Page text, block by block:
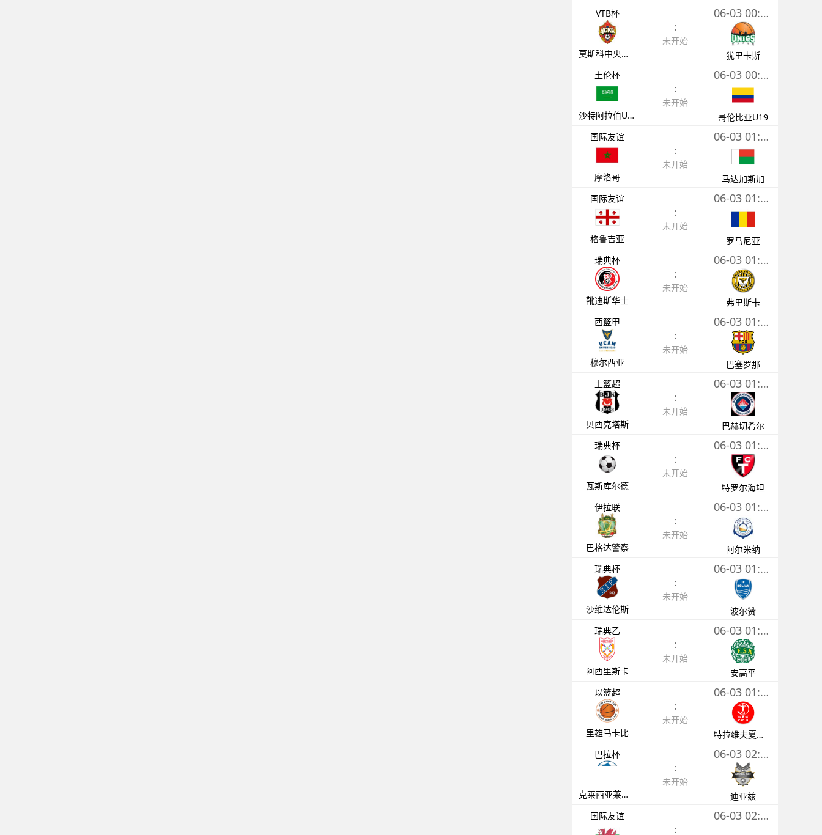
VTB杯
莫斯科中央陆军
:
未开始
06-03 00:30
犹里卡斯
土伦杯
沙特阿拉伯U21
:
未开始
06-03 00:30
哥伦比亚U19
国际友谊
摩洛哥
:
未开始
06-03 01:00
马达加斯加
国际友谊
格鲁吉亚
:
未开始
06-03 01:00
罗马尼亚
瑞典杯
靴迪斯华士
:
未开始
06-03 01:00
弗里斯卡
西篮甲
穆尔西亚
:
未开始
06-03 01:00
巴塞罗那
土篮超
贝西克塔斯
:
未开始
06-03 01:00
巴赫切希尔
瑞典杯
瓦斯库尔德
:
未开始
06-03 01:15
特罗尔海坦
伊拉联
巴格达警察
:
未开始
06-03 01:30
阿尔米纳
瑞典杯
沙维达伦斯
:
未开始
06-03 01:30
波尔赞
瑞典乙
阿西里斯卡
:
未开始
06-03 01:30
安高平
以篮超
里雄马卡比
:
未开始
06-03 01:55
特拉维夫夏普尔
巴拉杯
克莱西亚莱斯竞技
:
未开始
06-03 02:30
迪亚兹
国际友谊
:
06-03 02:45